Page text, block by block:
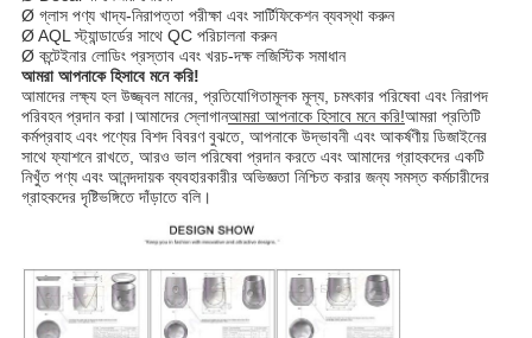
Ø গ্লাস পণ্য খাদ্য-নিরাপত্তা পরীক্ষা এবং সার্টিফিকেশন ব্যবস্থা করুন
Ø AQL স্ট্যান্ডার্ডের সাথে QC পরিচালনা করুন
Ø কন্টেইনার লোডিং প্রস্তাব এবং খরচ-দক্ষ লজিস্টিক সমাধান
আমরা আপনাকে হিসাবে মনে করি!
আমাদের লক্ষ্য হল উজ্জ্বল মানের, প্রতিযোগিতামূলক মূল্য, চমৎকার পরিষেবা এবং নিরাপদ
পরিবহন প্রদান করা।আমাদের স্লোগানআমরা আপনাকে হিসাবে মনে করি!আমরা প্রতিটি
কর্মপ্রবাহ এবং পণ্যের বিশদ বিবরণ বুঝতে, আপনাকে উদ্ভাবনী এবং আকর্ষণীয় ডিজাইনের
সাথে ফ্যাশনে রাখতে, আরও ভাল পরিষেবা প্রদান করতে এবং আমাদের গ্রাহকদের একটি
নিখুঁত পণ্য এবং আনন্দদায়ক ব্যবহারকারীর অভিজ্ঞতা নিশ্চিত করার জন্য সমস্ত কর্মচারীদের
গ্রাহকদের দৃষ্টিভঙ্গিতে দাঁড়াতে বলি।